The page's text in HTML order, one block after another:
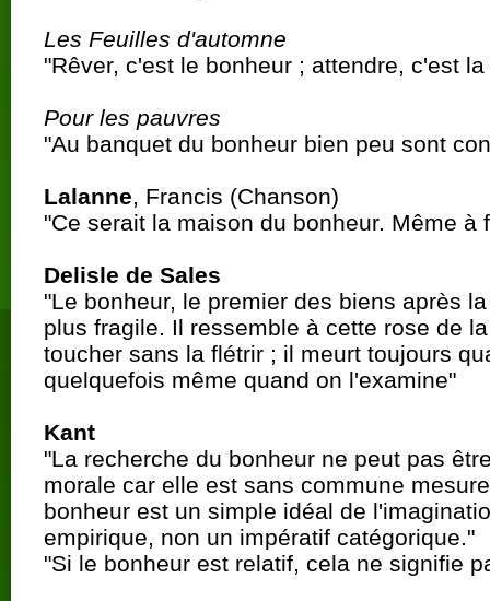
Les Feuilles d'automne
"Rêver, c'est le bonheur ; attendre, c'est la
Pour les pauvres
"Au banquet du bonheur bien peu sont
Lalanne, Francis (Chanson)
"Ce serait la maison du bonheur. Même à
Delisle de Sales
"Le bonheur, le premier des biens après
plus fragile. Il ressemble à cette rose de
toucher sans la flétrir ; il meurt toujours
quelquefois même quand on l'examine"
Kant
"La recherche du bonheur ne peut pas
morale car elle est sans commune
bonheur est un simple idéal de
empirique, non un impératif catégorique."
"Si le bonheur est relatif, cela ne signifie